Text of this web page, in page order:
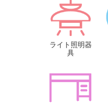
ライト照明器
具